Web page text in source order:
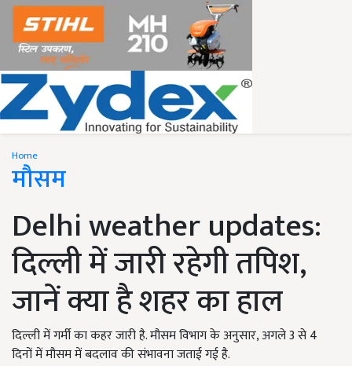
Home
मौसम
Delhi weather updates:
दिल्ली में जारी रहेगी तपिश,
जानें क्या है शहर का हाल
दिल्ली में गर्मी का कहर जारी है. मौसम विभाग के अनुसार, अगले 3 से 4
दिनों में मौसम में बदलाव की संभावना जताई गई है.